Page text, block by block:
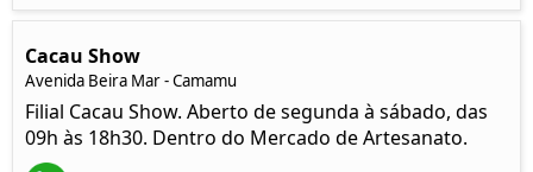
Cacau Show
Avenida Beira Mar - Camamu
Filial Cacau Show. Aberto de segunda à sábado, das
09h às 18h30. Dentro do Mercado de Artesanato.